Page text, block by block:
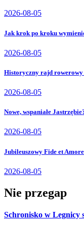
2026-08-05
Jak krok po kroku
2026-08-05
Historyczny rajd rowerowy
2026-08-05
Nowe, wspaniałe
2026-08-05
Jubileuszowy Fide et
2026-08-05
Nie przegap
Schronisko w Legnicy